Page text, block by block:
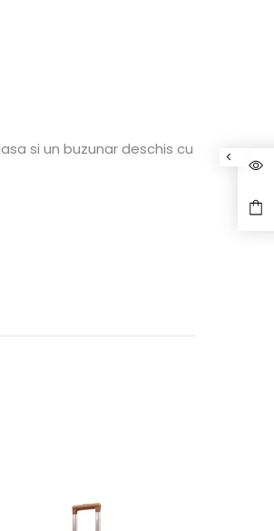
si un buzunar deschis cu